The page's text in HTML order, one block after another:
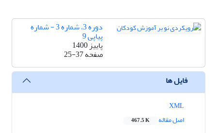
دوره 3، شماره 3 - شماره
پیاپی 9
پاییز 1400
صفحه25-37
فایل ها
اصل مقاله
467.5 K